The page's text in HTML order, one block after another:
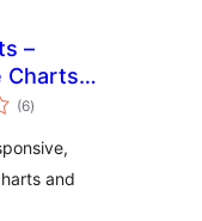
–
Charts
(6puntuacions
totals
)
and